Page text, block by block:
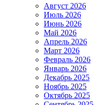
Август 2026
Июль 2026
Июнь 2026
Май 2026
Апрель 2026
Март 2026
Февраль 2026
Январь 2026
Декабрь 2025
Ноябрь 2025
Октябрь 2025